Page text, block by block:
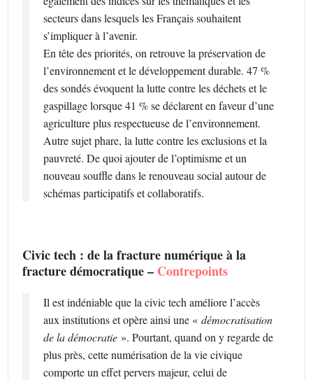
secteurs dans lesquels les Français souhaitent
s’impliquer à l’avenir.
En tête des priorités, on retrouve la préservation de
l’environnement et le développement durable. 47 %
des sondés évoquent la lutte contre les déchets et le
gaspillage lorsque 41 % se déclarent en faveur d’une
agriculture plus respectueuse de l’environnement.
Autre sujet phare, la lutte contre les exclusions et la
pauvreté. De quoi ajouter de l’optimisme et un
nouveau souffle dans le renouveau social autour de
schémas participatifs et collaboratifs.
Civic tech : de la fracture numérique à la
fracture démocratique – Contrepoints
Il est indéniable que la civic tech améliore l’accès
aux institutions et opère ainsi une « démocratisation
de la démocratie ». Pourtant, quand on y regarde de
plus près, cette numérisation de la vie civique
comporte un effet pervers majeur, celui de